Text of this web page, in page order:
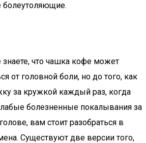
болеутоляющие.
что чашка кофе может
от головной боли, но до того, как
за кружкой каждый раз, когда
болезненные покалывания за
вам стоит разобраться в
Существуют две версии того,